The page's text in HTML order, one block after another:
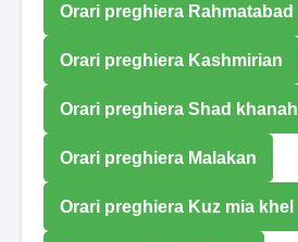
Orari preghiera Rahmatabad
Orari preghiera Kashmirian
Orari preghiera Shad khanah
Orari preghiera Malakan
Orari preghiera Kuz mia khel